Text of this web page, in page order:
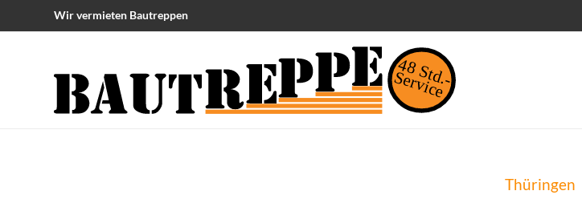
Wir vermieten Bautreppen
48 Std.-
Service
Thüringen